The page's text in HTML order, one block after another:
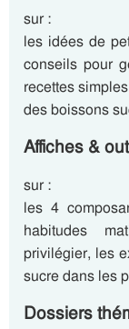
sur :
les idées de
conseils pour
recettes
des boissons
Affiches &
sur :
les 4
habitudes
privilégier, les
sucre dans les
Dossiers